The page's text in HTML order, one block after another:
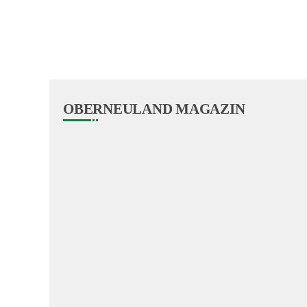
OBERNEULAND MAGAZIN